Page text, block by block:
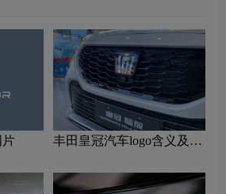
片
丰田皇冠汽车logo含义及汽